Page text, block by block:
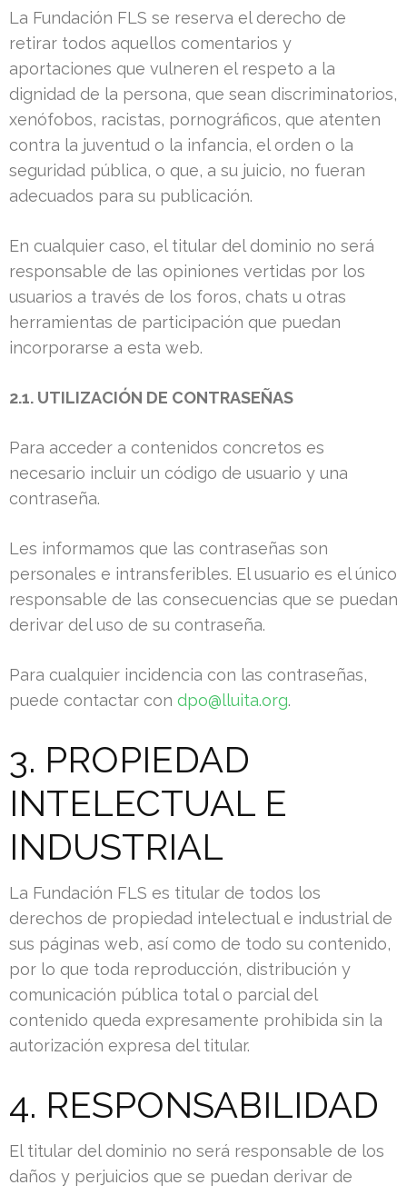
La Fundación FLS se reserva el derecho de
retirar todos aquellos comentarios y
aportaciones que vulneren el respeto a la
dignidad de la persona, que sean discriminatorios,
xenófobos, racistas, pornográficos, que atenten
contra la juventud o la infancia, el orden o la
seguridad pública, o que, a su juicio, no fueran
adecuados para su publicación.
En cualquier caso, el titular del dominio no será
responsable de las opiniones vertidas por los
usuarios a través de los foros, chats u otras
herramientas de participación que puedan
incorporarse a esta web.
2.1. UTILIZACIÓN DE CONTRASEÑAS
Para acceder a contenidos concretos es
necesario incluir un código de usuario y una
contraseña.
Les informamos que las contraseñas son
personales e intransferibles. El usuario es el único
responsable de las consecuencias que se puedan
derivar del uso de su contraseña.
Para cualquier incidencia con las contraseñas,
puede contactar con dpo@lluita.org.
3. PROPIEDAD
INTELECTUAL E
INDUSTRIAL
La Fundación FLS es titular de todos los
derechos de propiedad intelectual e industrial de
sus páginas web, así como de todo su contenido,
por lo que toda reproducción, distribución y
comunicación pública total o parcial del
contenido queda expresamente prohibida sin la
autorización expresa del titular.
4. RESPONSABILIDAD
El titular del dominio no será responsable de los
daños y perjuicios que se puedan derivar de